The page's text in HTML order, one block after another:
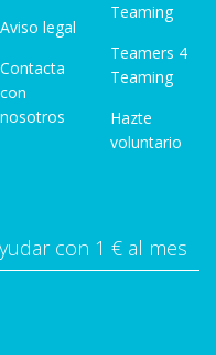
Aviso legal
Contacta
con
nosotros
Teaming
Teamers 4
Teaming
Hazte
voluntario
con 1 € al mes